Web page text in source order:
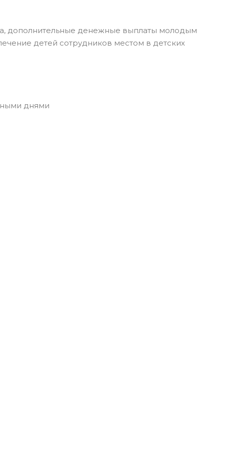
дополнительные денежные выплаты молодым
детей сотрудников местом в детских
днями